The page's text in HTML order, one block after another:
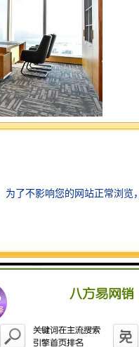
水贝珠宝集团倾力打
座标准层约2300